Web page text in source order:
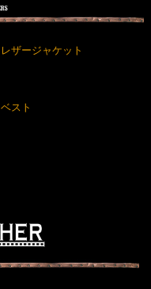
レザージャケット
ベスト